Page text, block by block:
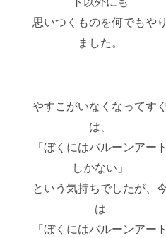
思いつくものを何でもやり
ました。
やすこがいなくなってす
は、
「ぼくにはバルーンアート
しかない」
という気持ちでしたが、
は
「ぼくにはバルーンアート